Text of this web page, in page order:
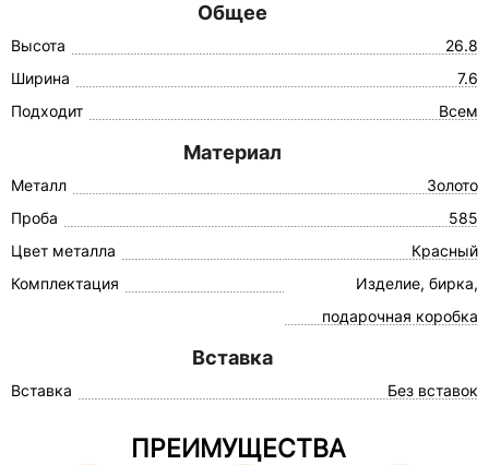
Общее
Высота
26.8
Ширина
7.6
Подходит
Всем
Материал
Металл
Золото
Проба
585
Цвет металла
Красный
Комплектация
Изделие, бирка,
подарочная коробка
Вставка
Вставка Без вставок
ПРЕИМУЩЕСТВА